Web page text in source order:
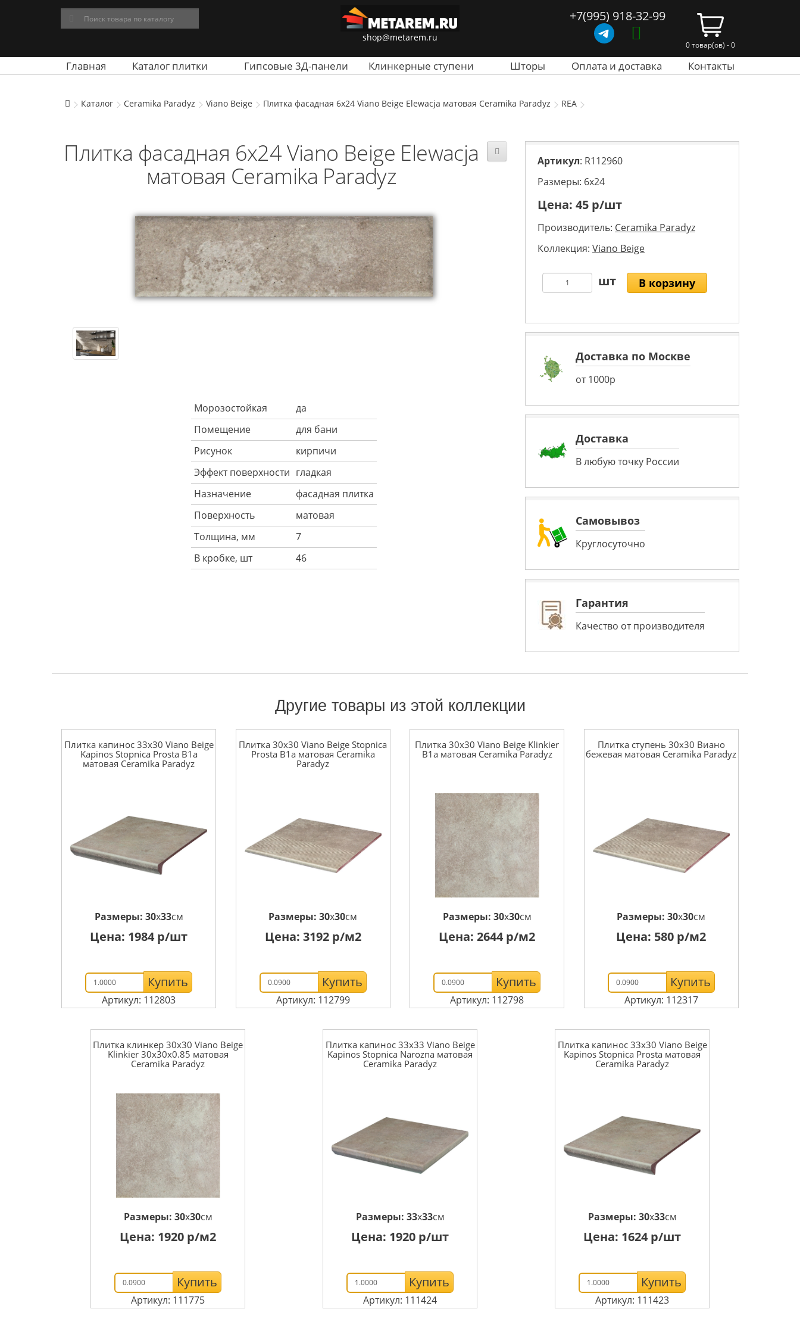
shop@metarem.ru
+7(995) 918-32-99
0 товар(ов) - 0
Главная Каталог плитки Гипсовые 3Д-панели Клинкерные ступени Шторы Оплата и доставка Контакты
Каталог Ceramika Paradyz Viano Beige Плитка фасадная 6x24 Viano Beige Elewacja матовая Ceramika Paradyz REA
Плитка фасадная 6x24 Viano Beige Elewacja
матовая Ceramika Paradyz
Морозостойкая
да
Помещение
для бани
Рисунок
кирпичи
Эффект поверхности гладкая
Назначение
фасадная плитка
Поверхность
матовая
Толщина, мм
7
В кробке, шт
46
Артикул: R112960
Размеры: 6х24
Цена: 45 р/шт
Производитель: Ceramika Paradyz
Коллекция: Viano Beige
В корзину
Доставка по Москве
от 1000р
Доставка
В любую точку России
Самовывоз
Круглосуточно
Гарантия
Качество от производителя
Другие товары из этой коллекции
Плитка капинос 33x30 Viano Beige
Kapinos Stopnica Prosta B1a
матовая Ceramika Paradyz
Размеры: 30x33см
Цена: 1984 р/шт
Купить
Артикул: 112803
Плитка 30x30 Viano Beige Stopnica
Prosta B1a матовая Ceramika
Paradyz
Размеры:30x30см
Цена: 3192р/м2
Купить
Артикул: 112799
Плитка 30x30 Viano Beige Klinkier
B1a матовая Ceramika Paradyz
Размеры: 30x30см
Цена:2644 р/м2
Купить
Артикул: 112798
Плитка ступень 30x30 Виано
бежевая матовая Ceramika Paradyz
Размеры:30x30см
Цена: 580 р/м2
Купить
Артикул: 112317
Плитка клинкер 30x30 Viano Beige
Klinkier 30x30х0.85 матовая
Ceramika Paradyz
Размеры: 30x30см
Цена: 1920 р/м2
Купить
Артикул: 111775
Плитка капинос 33x33 Viano Beige
Kapinos Stopnica Narozna матовая
Ceramika Paradyz
Размеры: 33x33см
Цена: 1920 р/шт
Купить
Артикул: 111424
Плитка капинос 33x30 Viano Beige
Kapinos Stopnica Prosta матовая
Ceramika Paradyz
Размеры: 30x33см
Цена: 1624 р/шт
Купить
Артикул: 111423